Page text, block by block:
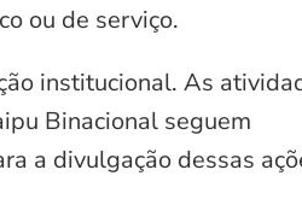
ou de serviço.
institucional. As
Binacional seguem
a divulgação dessas